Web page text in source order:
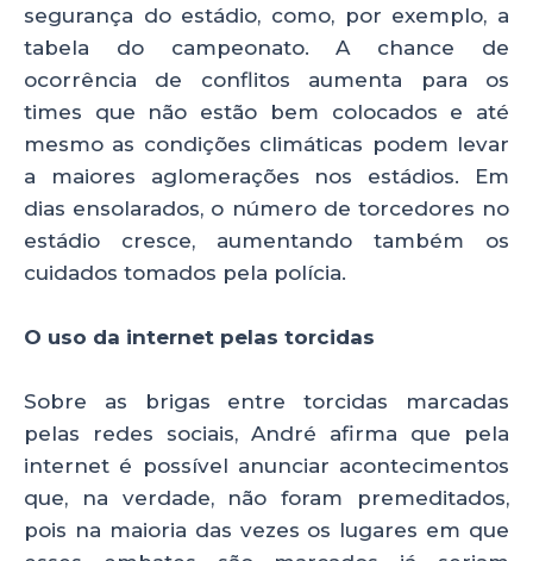
segurança do estádio, como, por exemplo, a
tabela do campeonato. A chance de
ocorrência de conflitos aumenta para os
times que não estão bem colocados e até
mesmo as condições climáticas podem levar
a maiores aglomerações nos estádios. Em
dias ensolarados, o número de torcedores no
estádio cresce, aumentando também os
cuidados tomados pela polícia.
O uso da internet pelas torcidas
Sobre as brigas entre torcidas marcadas
pelas redes sociais, André afirma que pela
internet é possível anunciar acontecimentos
que, na verdade, não foram premeditados,
pois na maioria das vezes os lugares em que